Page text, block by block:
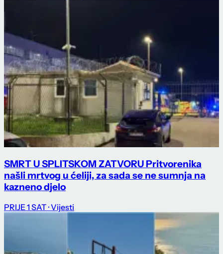
SMRT U SPLITSKOM ZATVORU Pritvorenika
našli mrtvog u ćeliji, za sada se ne sumnja na
kazneno djelo
PRIJE 1 SAT · Vijesti